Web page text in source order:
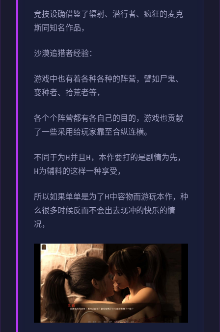
竞技设确借鉴了辐射、潜行者、疯狂的麦克
斯同知名作品，
沙漠追猎者经验：
游戏中也有着各种各种的阵营，譬如尸鬼、
变种者、拾荒者等，
各个个阵营都有各自己的目的，游戏也贡献
了一些采用给玩家靠至合纵连横。
不同于为H并且H，本作要打的是剧情为先，
H为辅料的这样一种享受，
所以如果单单是为了H中容物而游玩本作，种
么很多时候反而不会出去现冲的快乐的情
况，